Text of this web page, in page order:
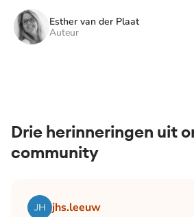
Esther van der Plaat
Auteur
Drie herinneringen uit
community
jhs.leeuw
Lees het artikel Blog Bianca |